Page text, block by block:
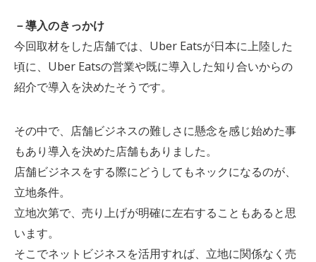
－導入のきっかけ
今回取材をした店舗では、Uber Eatsが日本に上陸した
頃に、Uber Eatsの営業や既に導入した知り合いからの
紹介で導入を決めたそうです。
その中で、店舗ビジネスの難しさに懸念を感じ始めた事
もあり導入を決めた店舗もありました。
店舗ビジネスをする際にどうしてもネックになるのが、
立地条件。
立地次第で、売り上げが明確に左右することもあると思
います。
そこでネットビジネスを活用すれば、立地に関係なく売